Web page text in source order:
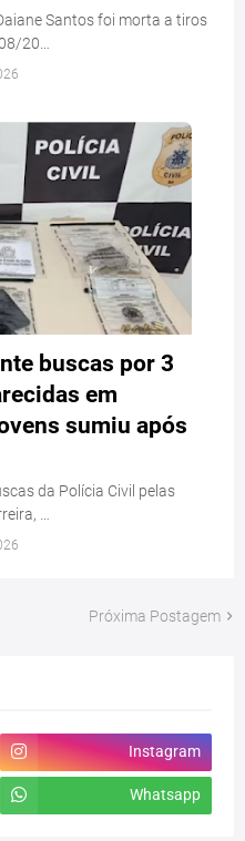
Santos foi morta a tiros
20…
buscas por 3
em
sumiu após
da Polícia Civil pelas
…
Próxima Postagem
Instagram
Whatsapp